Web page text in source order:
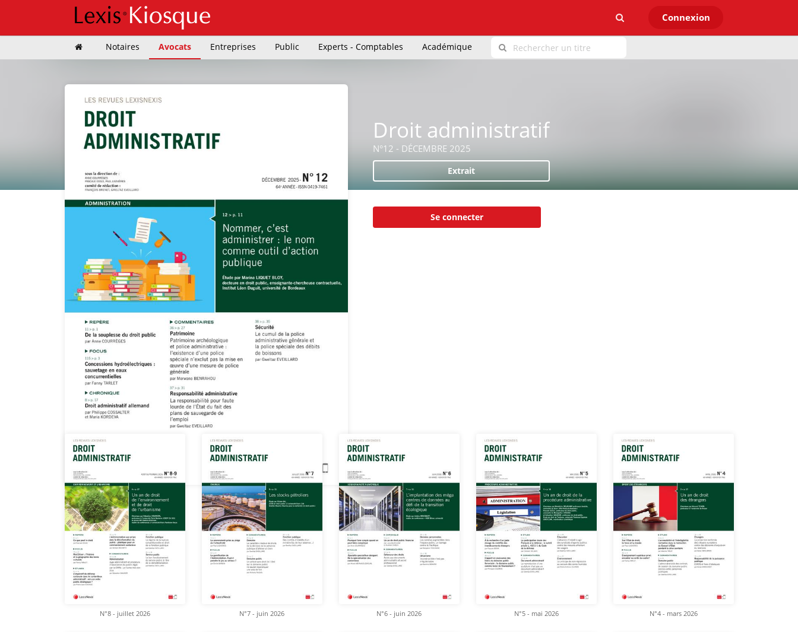
Connexion
Notaires Avocats Entreprises Public Experts - Comptables Académique
Droit administratif
N°12 - DÉCEMBRE 2025
Extrait
Se connecter
N°8 - juillet 2026 N°7 - juin 2026 N°6 - juin 2026 N°5 - mai 2026 N°4 - mars 2026